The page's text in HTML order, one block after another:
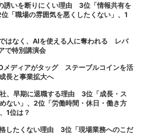
誘いを断りにくい理由 3位「情報共有を
「職場の雰囲気を悪くしたくない」、1
はなく、AIを使える人に奪われる レバ
で特別講演会
メディアがタッグ ステーブルコインを活
長と事業拡大へ
、早期に退職する理由 3位「成長・ス
ない」、2位「労働時間・休日・働き方
1位は？
したくない理由 3位「現場業務へのこだ